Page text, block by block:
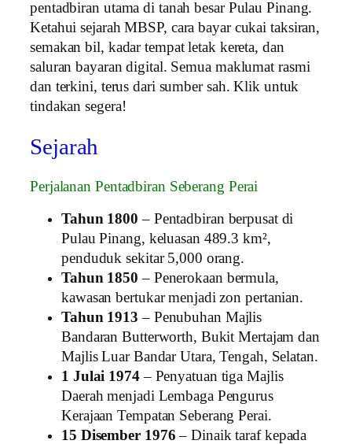
pentadbiran utama di tanah besar Pulau Pinang.
Ketahui sejarah MBSP, cara bayar cukai taksiran,
semakan bil, kadar tempat letak kereta, dan
saluran bayaran digital. Semua maklumat rasmi
dan terkini, terus dari sumber sah. Klik untuk
tindakan segera!
Sejarah
Perjalanan Pentadbiran Seberang Perai
Tahun 1800 – Pentadbiran berpusat di
Pulau Pinang, keluasan 489.3 km²,
penduduk sekitar 5,000 orang.
Tahun 1850 – Penerokaan bermula,
kawasan bertukar menjadi zon pertanian.
Tahun 1913 – Penubuhan Majlis
Bandaran Butterworth, Bukit Mertajam dan
Majlis Luar Bandar Utara, Tengah, Selatan.
1 Julai 1974– Penyatuan tiga Majlis
Daerah menjadi Lembaga Pengurus
Kerajaan Tempatan Seberang Perai.
15 Disember 1976 – Dinaik taraf kepada